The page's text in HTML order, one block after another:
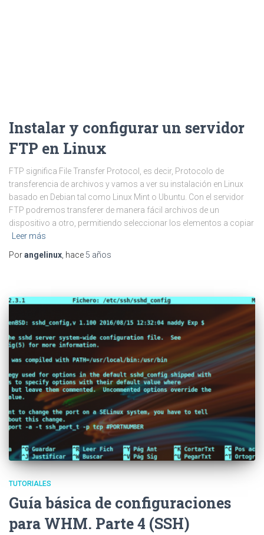
Instalar y configurar un servidor
FTP en Linux
FTP significa File Transfer Protocol, es decir, Protocolo de
transferencia de archivos y vamos a ver su instalación en Linux
basado en Debian tal como Linux Mint o Ubuntu. Con el servidor
FTP podremos transferer de manera fácil archivos de un
dispositivo a otro, permitiendo seleccionar los elementos a copiar
Leer más
Porangelinux , hace 5 años
TUTORIALES
Guía básica de configuraciones
para WHM. Parte 4 (SSH)